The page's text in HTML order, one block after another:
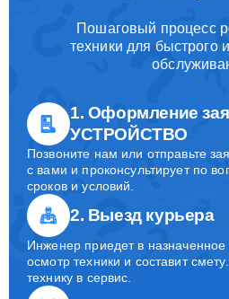
Пошаговый процесс
техники для быстрого
1. Оформление
УСТРОЙСТВО
Позвоните нам или отправьте
с вами и проконсультирует по
сроков и условий.
2. Выезд курьера
Инженер приедет в
осмотр техники и составит
технику в сервис.